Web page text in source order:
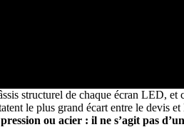
structurel de chaque écran LED, et
le plus grand écart entre le devis
ou acier : il ne s’agit pas